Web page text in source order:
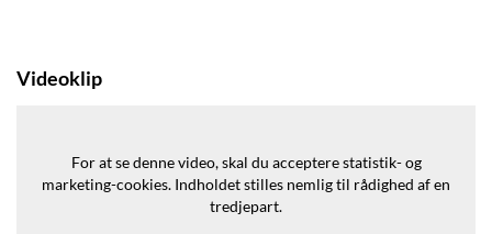
Videoklip
For at se denne video, skal du acceptere statistik- og
marketing-cookies. Indholdet stilles nemlig til rådighed af en
tredjepart.